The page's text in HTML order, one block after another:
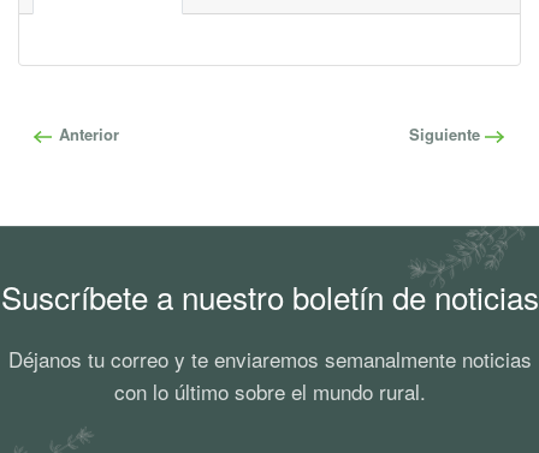
Anterior Siguiente
Suscríbete a nuestro boletín de noticias
Déjanos tu correo y te enviaremos semanalmente noticias
con lo último sobre el mundo rural.